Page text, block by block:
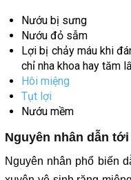
Nướu bị sưng
Nướu đỏ sẫm
Lợi bị chảy máu khi
chỉ nha khoa hay tăm
Hôi miệng
Tụt lợi
Nướu mềm
Nguyên nhân dẫn
Nguyên nhân phổ biến